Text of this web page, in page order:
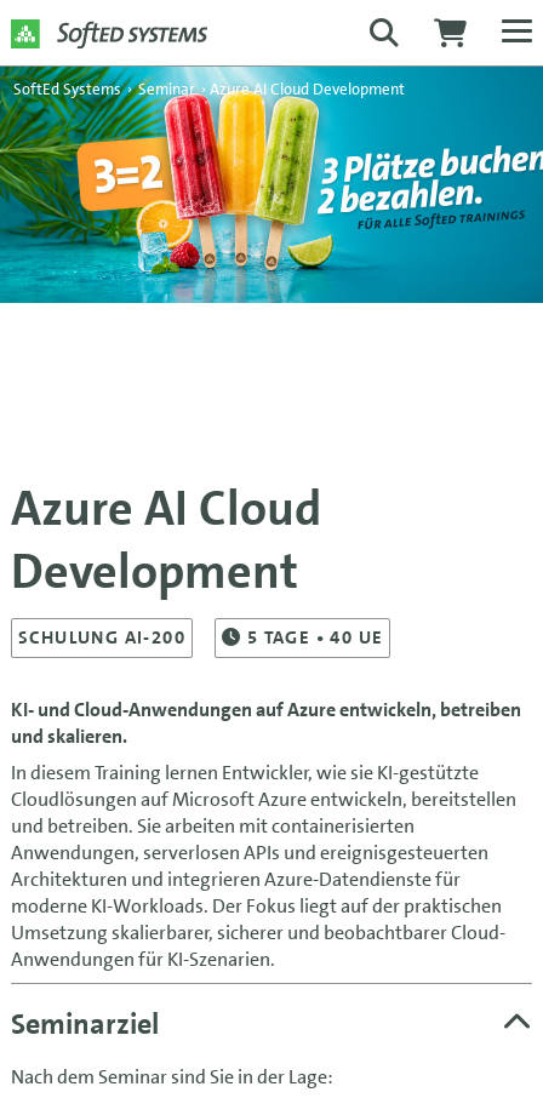
SoftEd Systems › Seminar › Azure AI Cloud Development
Azure AI Cloud
Development
SCHULUNG AI-200 5 TAGE • 40 UE
KI- und Cloud-Anwendungen auf Azure entwickeln, betreiben
und skalieren.
In diesem Training lernen Entwickler, wie sie KI-gestützte
Cloudlösungen auf Microsoft Azure entwickeln, bereitstellen
und betreiben. Sie arbeiten mit containerisierten
Anwendungen, serverlosen APIs und ereignisgesteuerten
Architekturen und integrieren Azure-Datendienste für
moderne KI-Workloads. Der Fokus liegt auf der praktischen
Umsetzung skalierbarer, sicherer und beobachtbarer Cloud-
Anwendungen für KI-Szenarien.
Seminarziel
Nach dem Seminar sind Sie in der Lage: